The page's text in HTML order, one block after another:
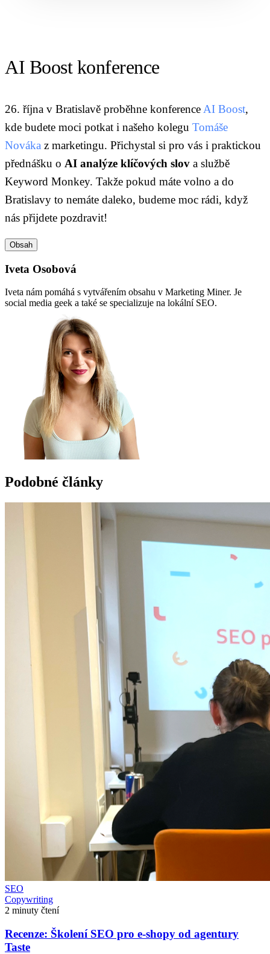
AI Boost konference
26. října v Bratislavě proběhne konference AI Boost,
kde budete moci potkat i našeho kolegu Tomáše
Nováka z marketingu. Přichystal si pro vás i praktickou
přednášku o AI analýze klíčových slov a službě
Keyword Monkey. Takže pokud máte volno a do
Bratislavy to nemáte daleko, budeme moc rádi, když
nás přijdete pozdravit!
Obsah
Iveta Osobová
Iveta nám pomáhá s vytvářením obsahu v Marketing Miner. Je
social media geek a také se specializuje na lokální SEO.
Podobné články
SEO
Copywriting
2 minuty čtení
Recenze: Školení SEO pro e-shopy od agentury
Taste